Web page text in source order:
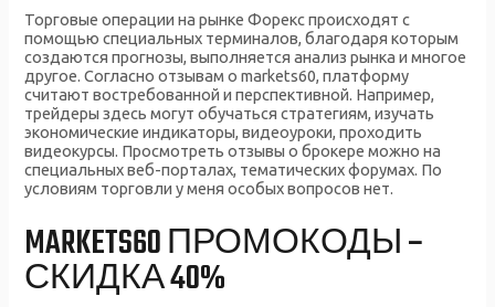
Торговые операции на рынке Форекс происходят с
помощью специальных терминалов, благодаря которым
создаются прогнозы, выполняется анализ рынка и многое
другое. Согласно отзывам о markets60, платформу
считают востребованной и перспективной. Например,
трейдеры здесь могут обучаться стратегиям, изучать
экономические индикаторы, видеоуроки, проходить
видеокурсы. Просмотреть отзывы о брокере можно на
специальных веб-порталах, тематических форумах. По
условиям торговли у меня особых вопросов нет.
MARKETS60 ПРОМОКОДЫ –
СКИДКА 40%